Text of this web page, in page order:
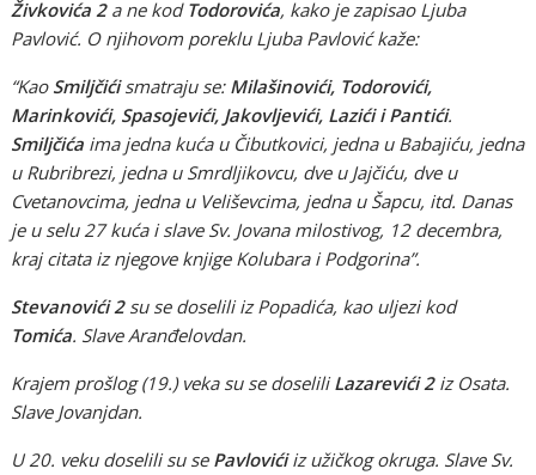
Živkovića 2a ne kod Todorovića, kako je zapisao Ljuba
Pavlović. O njihovom poreklu Ljuba Pavlović kaže:
“Kao Smiljčićismatraju se: Milašinovići, Todorovići,
Marinkovići, Spasojevići, Jakovljevići, Lazići i Pantići.
Smiljčića ima jedna kuća u Čibutkovici, jedna u Babajiću, jedna
u Rubribrezi, jedna u Smrdljikovcu, dve u Jajčiću, dve u
Cvetanovcima, jedna u Veliševcima, jedna u Šapcu, itd. Danas
je u selu 27 kuća i slave Sv. Jovana milostivog, 12 decembra,
kraj citata iz njegove knjige Kolubara i Podgorina”.
Stevanovići 2su se doselili iz Popadića, kao uljezi kod
Tomića. Slave Aranđelovdan.
Krajem prošlog (19.) veka su se doseliliLazarevići 2iz Osata.
Slave Jovanjdan.
U 20. veku doselili su se Pavlovićiiz užičkog okruga. Slave Sv.